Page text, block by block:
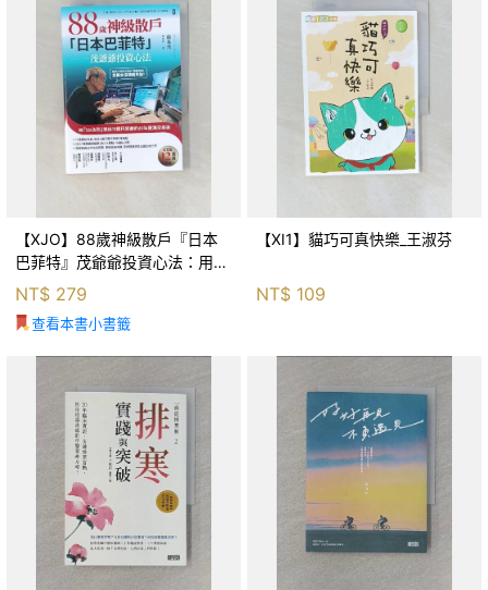
【XJO】88歲神級散戶『日本
巴菲特』茂爺爺投資心法：用
「126法則」滾出18億円資產的
69年股海交易術_藤本茂, 賴惠
鈴
NT$ 279
查看本書小書籤
【XI1】貓巧可真快樂_王淑芬
NT$ 109